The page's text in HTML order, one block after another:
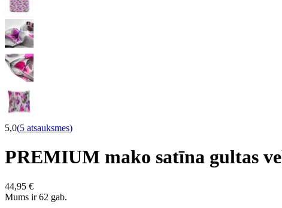
5,0(5 atsauksmes)
PREMIUM mako satīna gultas
44,95 €
Mums ir 62 gab.